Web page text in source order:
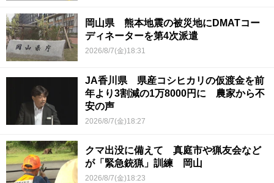
岡山県 熊本地震の被災地にDMATコー
ディネーターを第4次派遣
2026/8/7(金)18:31
JA香川県 県産コシヒカリの仮渡金を前
年より3割減の1万8000円に 農家から不
安の声
2026/8/7(金)18:27
クマ出没に備えて 真庭市や猟友会など
が「緊急銃猟」訓練 岡山
2026/8/7(金)18:23